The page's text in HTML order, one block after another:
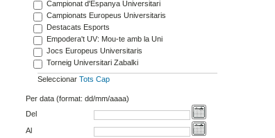
Campionat d'Espanya Universitari
Campionats Europeus Universitaris
Destacats Esports
Empodera't UV: Mou-te amb la Uni
Jocs Europeus Universitaris
Torneig Universitari Zabalki
Seleccionar Tots Cap
Per data (format: dd/mm/aaaa)
Del
Al